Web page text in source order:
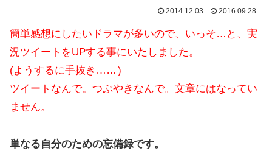
2014.12.03 2016.09.28
簡単感想にしたいドラマが多いので、いっそ…と、実
況ツイートをUPする事にいたしました。
(ようするに手抜き…… )
ツイートなんで。つぶやきなんで。文章にはなってい
ません。
単なる自分のための忘備録です。